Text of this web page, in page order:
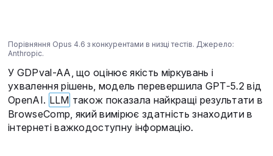
Порівняння Opus 4.6 з конкурентами в низці тестів. Джерело:
Anthropic.
У GDPval-AA, що оцінює якість міркувань і
ухвалення рішень, модель перевершила GPT-5.2 від
OpenAI. LLM також показала найкращі результати в
BrowseComp, який вимірює здатність знаходити в
інтернеті важкодоступну інформацію.